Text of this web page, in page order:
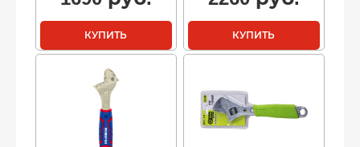
КУПИТЬ КУПИТЬ